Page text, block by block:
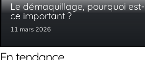
Le démaquillage, pourquoi est-
ce important ?
11 mars 2026
En tendance